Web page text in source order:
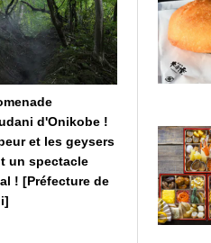
d'Onikobe !
et les geysers
un spectacle
! [Préfecture de